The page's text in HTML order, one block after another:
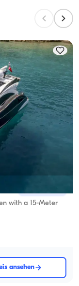
Bei der
werden; bei
with a 15-Meter
ansehen